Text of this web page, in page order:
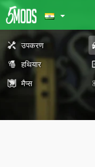
उपकरण
हथियार
मैप्स